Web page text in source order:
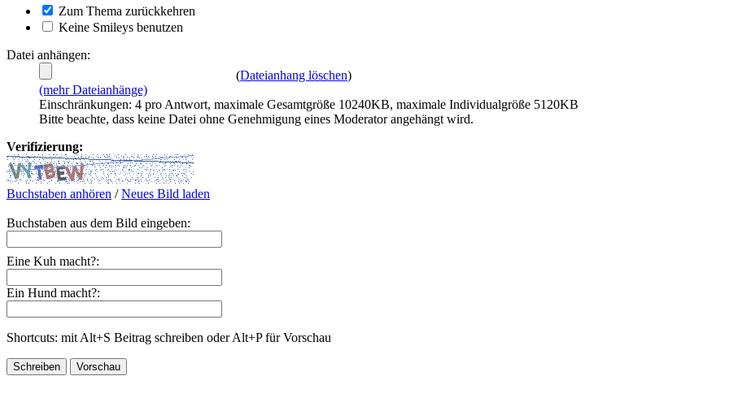
Zum Thema zurückkehren
Keine Smileys benutzen
Datei anhängen:
(Dateianhang löschen)
(mehr Dateianhänge)
Einschränkungen: 4 pro Antwort, maximale Gesamtgröße 10240KB, maximale Individualgröße 5120KB
Bitte beachte, dass keine Datei ohne Genehmigung eines Moderator angehängt wird.
Verifizierung:
Buchstaben anhören /Neues Bild laden
Buchstaben aus dem Bild eingeben:
Eine Kuh macht?:
Ein Hund macht?:
Shortcuts: mit Alt+S Beitrag schreiben oder Alt+P für Vorschau